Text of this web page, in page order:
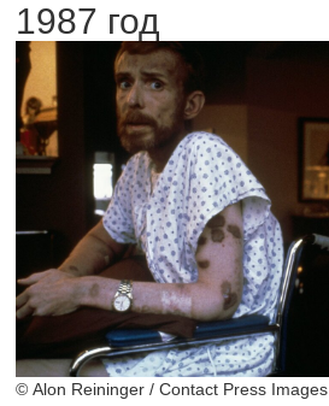
1987 год
© Alon Reininger / Contact Press Images